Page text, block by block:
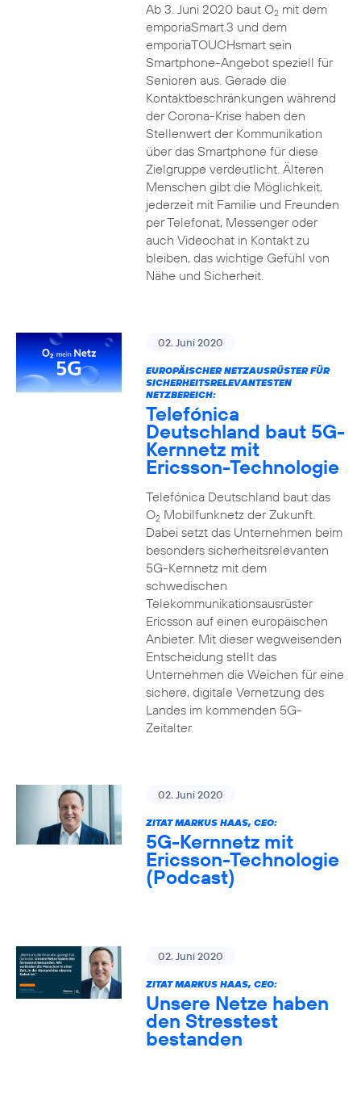
Ab 3. Juni 2020 baut O2mit dem
emporiaSmart.3 und dem
emporiaTOUCHsmart sein
Smartphone-Angebot speziell für
Senioren aus. Gerade die
Kontaktbeschränkungen während
der Corona-Krise haben den
Stellenwert der Kommunikation
über das Smartphone für diese
Zielgruppe verdeutlicht. Älteren
Menschen gibt die Möglichkeit,
jederzeit mit Familie und Freunden
per Telefonat, Messenger oder
auch Videochat in Kontakt zu
bleiben, das wichtige Gefühl von
Nähe und Sicherheit.
02. Juni 2020
EUROPÄISCHER NETZAUSRÜSTER FÜR
SICHERHEITSRELEVANTESTEN
NETZBEREICH:
Telefónica
Deutschland baut 5G-
Kernnetz mit
Ericsson-Technologie
Telefónica Deutschland baut das
O2Mobilfunknetz der Zukunft.
Dabei setzt das Unternehmen beim
besonders sicherheitsrelevanten
5G-Kernnetz mit dem
schwedischen
Telekommunikationsausrüster
Ericsson auf einen europäischen
Anbieter. Mit dieser wegweisenden
Entscheidung stellt das
Unternehmen die Weichen für eine
sichere, digitale Vernetzung des
Landes im kommenden 5G-
Zeitalter.
02. Juni 2020
ZITAT MARKUS HAAS, CEO:
5G-Kernnetz mit
Ericsson-Technologie
(Podcast)
02. Juni 2020
ZITAT MARKUS HAAS, CEO:
Unsere Netze haben
den Stresstest
bestanden